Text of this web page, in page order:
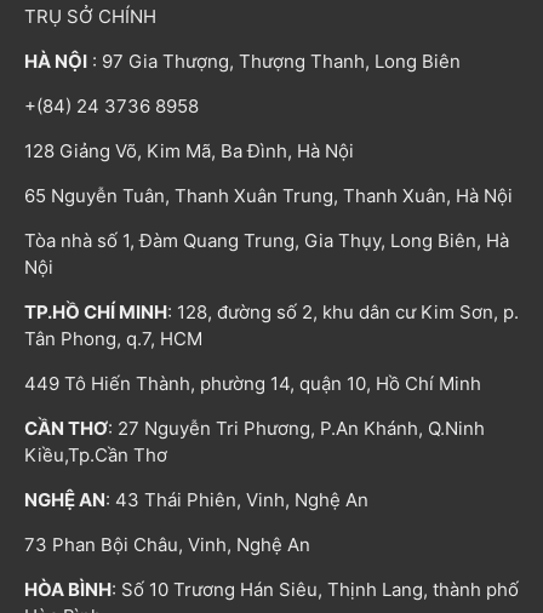
TRỤ SỞ CHÍNH
HÀ NỘI : 97 Gia Thượng, Thượng Thanh, Long Biên
+(84) 24 3736 8958
128 Giảng Võ, Kim Mã, Ba Đình, Hà Nội
65 Nguyễn Tuân, Thanh Xuân Trung, Thanh Xuân, Hà Nội
Tòa nhà số 1, Đàm Quang Trung, Gia Thụy, Long Biên, Hà
Nội
TP.HỒ CHÍ MINH: 128, đường số 2, khu dân cư Kim Sơn, p.
Tân Phong, q.7, HCM
449 Tô Hiến Thành, phường 14, quận 10, Hồ Chí Minh
CẦN THƠ: 27 Nguyễn Tri Phương, P.An Khánh, Q.Ninh
Kiều,Tp.Cần Thơ
NGHỆ AN: 43 Thái Phiên, Vinh, Nghệ An
73 Phan Bội Châu, Vinh, Nghệ An
HÒA BÌNH: Số 10 Trương Hán Siêu, Thịnh Lang, thành phố